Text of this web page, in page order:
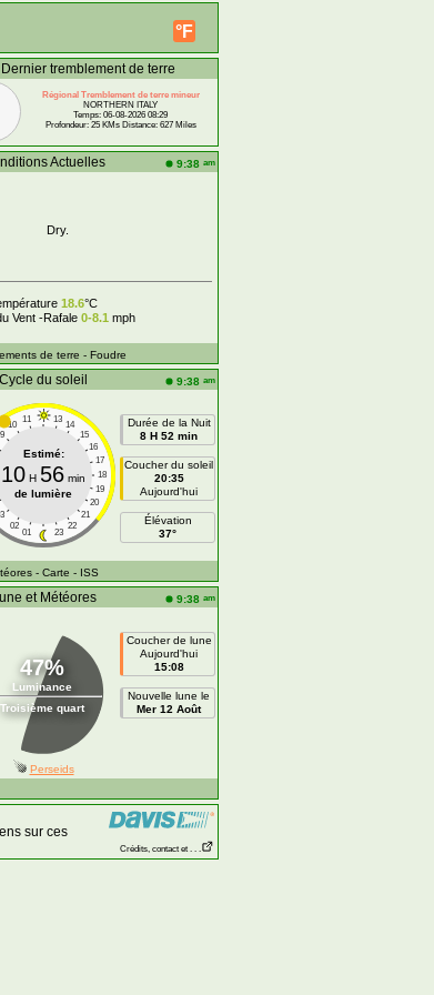
°F
Dernier tremblement de terre
Régional Tremblement de terre mineur
NORTHERN ITALY
Temps: 06-08-2026 08:29
Profondeur: 25 KMs Distance: 627 Miles
Actuelles 9:38 am
Dry.
18.6°C
Vent -Rafale 0-8.1 mph
de terre - Foudre
Cycle du soleil 9:38 am
11 13
10
14
15
16
17
18
19
20
21
02
22
01 23
Estimé:
10 H 56 min
de lumière
Durée de la Nuit
8 H 52 min
Coucher du soleil
20:35
Aujourd'hui
Élévation
37°
- Carte - ISS
et Météores 9:38 am
47%
Luminance
Troisième quart
Coucher de lune
Aujourd'hui
15:08
Nouvelle lune le
Mer 12 Août
Perseids
sur ces
Crédits, contact et . . .